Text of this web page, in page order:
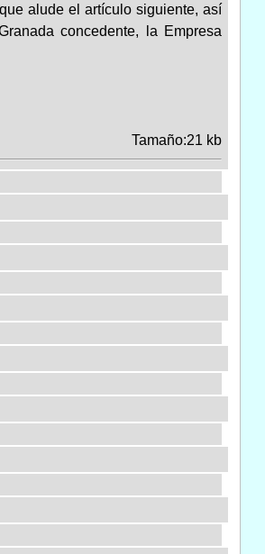
alude el artículo siguiente, así
concedente, la Empresa
Tamaño:21 kb